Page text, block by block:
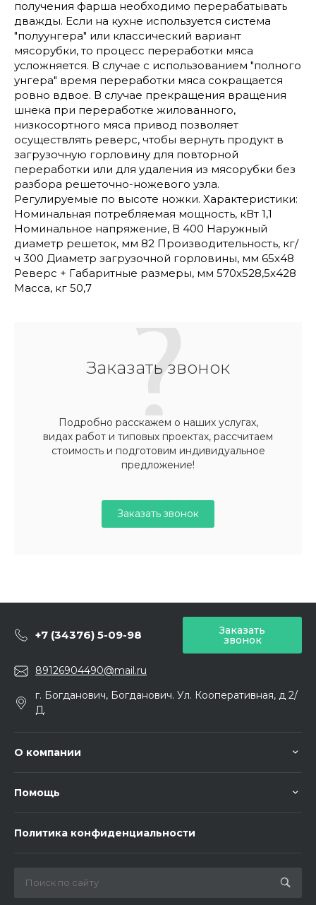
получения фарша необходимо перерабатывать
дважды. Если на кухне используется система
"полуунгера" или классический вариант
мясорубки, то процесс переработки мяса
усложняется. В случае с использованием "полного
унгера" время переработки мяса сокращается
ровно вдвое. В случае прекращения вращения
шнека при переработке жилованного,
низкосортного мяса привод позволяет
осуществлять реверс, чтобы вернуть продукт в
загрузочную горловину для повторной
переработки или для удаления из мясорубки без
разбора решеточно-ножевого узла.
Регулируемые по высоте ножки. Характеристики:
Номинальная потребляемая мощность, кВт 1,1
Номинальное напряжение, В 400 Наружный
диаметр решеток, мм 82 Производительность, кг/
ч 300 Диаметр загрузочной горловины, мм 65х48
Реверс + Габаритные размеры, мм 570х528,5х428
Масса, кг 50,7
Заказать звонок
Подробно расскажем о наших услугах,
видах работ и типовых проектах, рассчитаем
стоимость и подготовим индивидуальное
предложение!
Заказать звонок
+7 (34376) 5-09-98 Заказать
звонок
89126904490@mail.ru
г. Богданович, Богданович. Ул. Кооперативная, д 2/
Д.
О компании
Помощь
Политика конфиденциальности